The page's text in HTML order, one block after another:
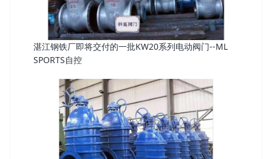
湛江钢铁厂即将交付的一批KW20系列电动阀门--ML
SPORTS自控